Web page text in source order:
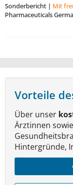
Sonderbericht | Mit
Pharmaceuticals
Vorteile
Über unser
Ärztinnen
Hintergründe,